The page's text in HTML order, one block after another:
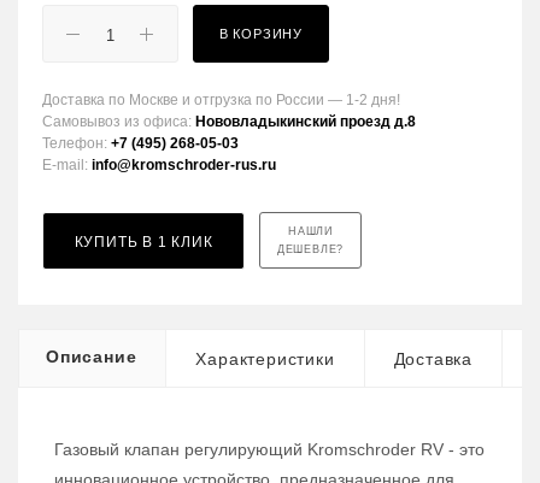
В КОРЗИНУ
Доставка по Москве и отгрузка по России — 1-2 дня!
Самовывоз из офиса: Нововладыкинский проезд д.8
Телефон: +7 (495) 268-05-03
E-mail: info@kromschroder-rus.ru
КУПИТЬ В 1 КЛИК
НАШЛИ
ДЕШЕВЛЕ?
Описание Характеристики Доставка
Газовый клапан регулирующий Kromschroder RV - это